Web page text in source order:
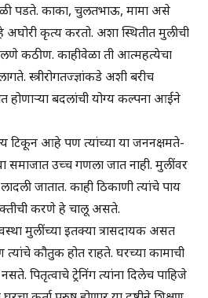
पडते. काका, चुलतभाऊ, मामा असे
अघोरी कृत्य करतो. अशा स्थितीत मुलीची
कठीण. काहीवेळा ती आत्महत्येचा
स्त्रीरोगतज्ज्ञांकडे अशी बरीच
होणाऱ्या बदलांची योग्य कल्पना आईने
टिकून आहे पण त्यांच्या या जननक्षमते-
समाजात उच्च गणला जात नाही. मुलींवर
जातात. काही ठिकाणी त्यांचे पाय
करणे हे चालू असते.
मुलींच्या इतक्या त्रासदायक असत
कौतुक होत राहते. घरच्या कामाची
पितृत्वाचे ट्रेनिंग त्यांना दिलेच पाहिजे